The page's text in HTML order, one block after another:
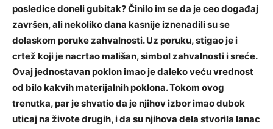
posledice doneli gubitak? Činilo im se da je ceo događaj
završen, ali nekoliko dana kasnije iznenadili su se
dolaskom poruke zahvalnosti.Uz poruku, stigao je i
crtež koji je nacrtao mališan, simbol zahvalnosti i sreće.
Ovaj jednostavan poklon imao je daleko veću vrednost
od bilo kakvih materijalnih poklona.Tokom ovog
trenutka, par je shvatio da je njihov izbor imao dubok
uticaj na živote drugih, i da su njihova dela stvorila lanac